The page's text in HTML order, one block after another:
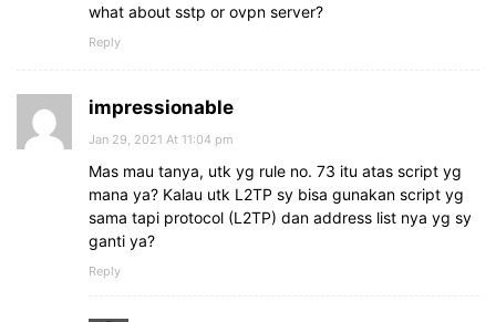
what about sstp or ovpn server?
Reply
impressionable
Jan 29, 2021 At 11:04 pm
Mas mau tanya, utk yg rule no. 73 itu atas script yg
mana ya? Kalau utk L2TP sy bisa gunakan script yg
sama tapi protocol (L2TP) dan address list nya yg sy
ganti ya?
Reply